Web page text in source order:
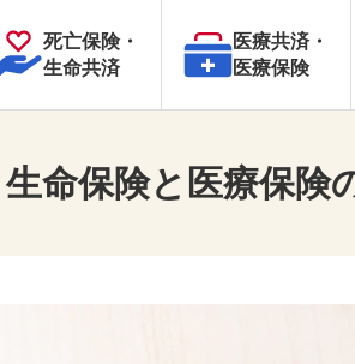
死亡保険・
生命共済
医療共済・
医療保険
生命保険と医療保険